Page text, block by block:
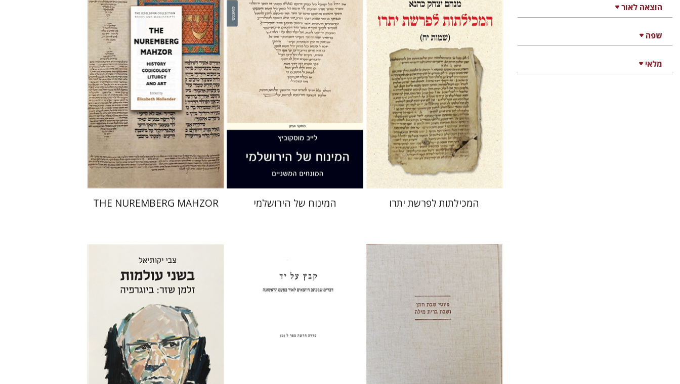
הוצאה לאור
שפה
מלאי
מנחם יצחק כהנא
הנחת אתר ספר מודפס
$46
$41
המכילתות לפרשת יתרו
לייב מוסקוביץ
הנחת אתר ספר מודפס
$49
$44
המינוח של הירושלמי
אליזבט הולנדר
הנחת אתר ספר מודפס
$161
$145
THE NUREMBERG MAHZOR
שולמית אליצור צבי יקותיאל